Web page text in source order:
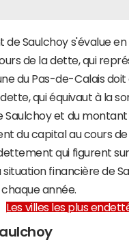
de Saulchoy s'évalue
de la dette, qui
du Pas-de-Calais doit
dette, qui équivaut à la
Saulchoy et du montant
du capital au cours de
qui figurent
financière de
année.
Les villes les plus